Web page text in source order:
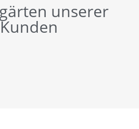
unserer
Kunden